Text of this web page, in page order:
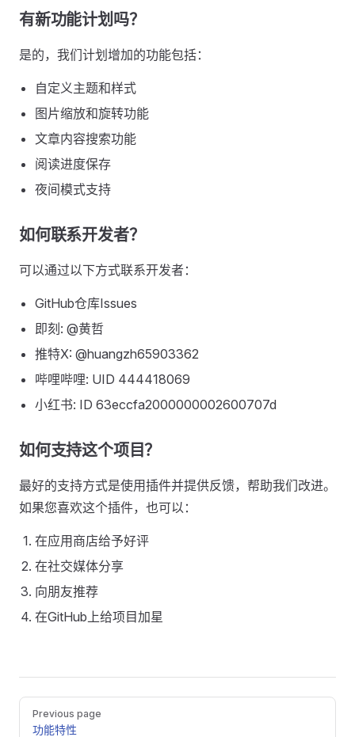
有新功能计划吗？
是的，我们计划增加的功能包括：
自定义主题和样式
图片缩放和旋转功能
文章内容搜索功能
阅读进度保存
夜间模式支持
如何联系开发者？
可以通过以下方式联系开发者：
GitHub仓库Issues
即刻: @黄哲
推特X: @huangzh65903362
哔哩哔哩: UID 444418069
小红书: ID 63eccfa2000000002600707d
如何支持这个项目？
最好的支持方式是使用插件并提供反馈，帮助我们改进。
如果您喜欢这个插件，也可以：
在应用商店给予好评
在社交媒体分享
向朋友推荐
在GitHub上给项目加星
Pager
Previous page
功能特性